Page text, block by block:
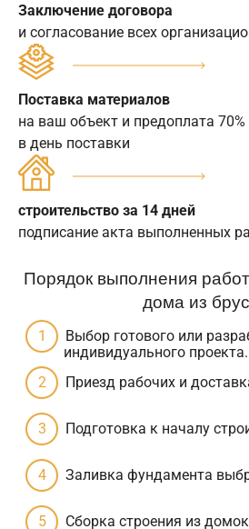
Заключение договора
и согласование всех
Поставка материалов
на ваш объект и предоплата
в день поставки
строительство за 14 дней
подписание акта выполненных
Порядок выполнения
дома из
Выбор готового или
индивидуального проекта.
Приезд рабочих и
Подготовка к началу
Заливка фундамента
Сборка строения из